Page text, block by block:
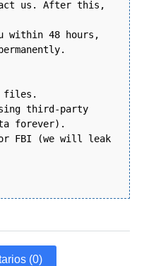
us. After this,
within 48 hours,
files.
third-party
forever).
FBI (we will leak
(0)